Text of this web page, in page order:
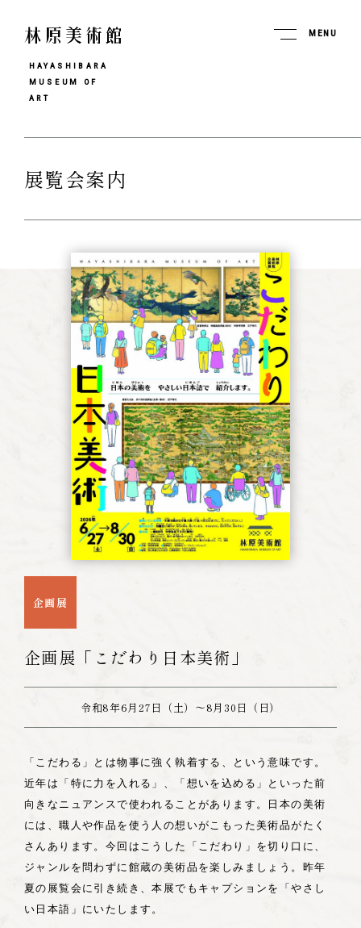
MENU
HAYASHIBARA
MUSEUM OF
ART
展覧会案内
企画展
企画展「こだわり日本美術」
令和8年6月27日（土）～8月30日（日）
「こだわる」とは物事に強く執着する、という意味です。
近年は「特に力を入れる」、「想いを込める」といった前
向きなニュアンスで使われることがあります。日本の美術
には、職人や作品を使う人の想いがこもった美術品がたく
さんあります。今回はこうした「こだわり」を切り口に、
ジャンルを問わずに館蔵の美術品を楽しみましょう。昨年
夏の展覧会に引き続き、本展でもキャプションを「やさし
い日本語」にいたします。